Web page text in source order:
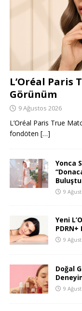
L’Oréal Paris
Görünüm
9 Ağustos 2026
L’Oréal Paris True
fondöten […]
Yonca
Buluştu
9
Yeni
PDRN+
9
Doğal
9